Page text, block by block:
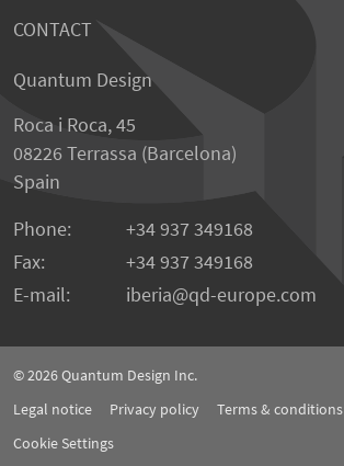
CONTACT
Quantum Design
Roca i Roca, 45
08226 Terrassa (Barcelona)
Spain
Phone:
+34 937 349168
Fax:
+34 937 349168
E-mail:
iberia qd-europe.com
© 2026Quantum Design Inc.
Legal notice
Privacy policy
Terms & conditions
Cookie Settings